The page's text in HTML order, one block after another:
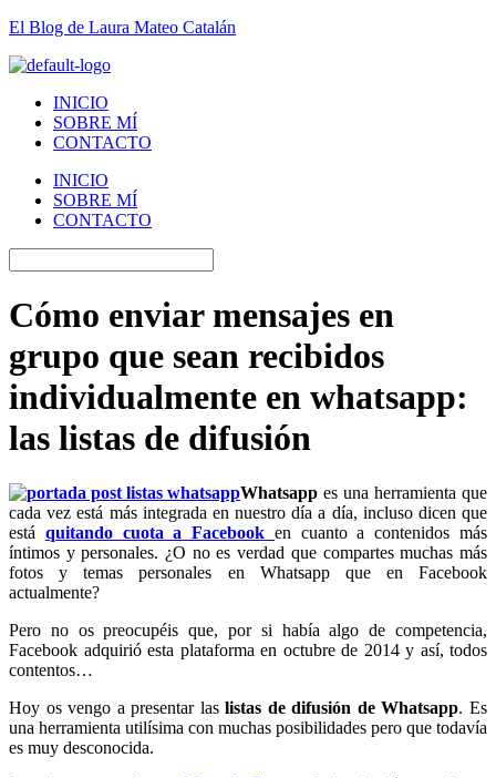
El Blog de Laura Mateo Catalán
INICIO
SOBRE MÍ
CONTACTO
INICIO
SOBRE MÍ
CONTACTO
Cómo enviar mensajes en
grupo que sean recibidos
individualmente en whatsapp:
las listas de difusión
Whatsapp es una herramienta que
cada vez está más integrada en nuestro día a día, incluso dicen que
está quitando cuota a Facebook en cuanto a contenidos más
íntimos y personales. ¿O no es verdad que compartes muchas más
fotos y temas personales en Whatsapp que en Facebook
actualmente?
Pero no os preocupéis que, por si había algo de competencia,
Facebook adquirió esta plataforma en octubre de 2014 y así, todos
contentos…
Hoy os vengo a presentar laslistas de difusión de Whatsapp. Es
una herramienta utilísima con muchas posibilidades pero que todavía
es muy desconocida.